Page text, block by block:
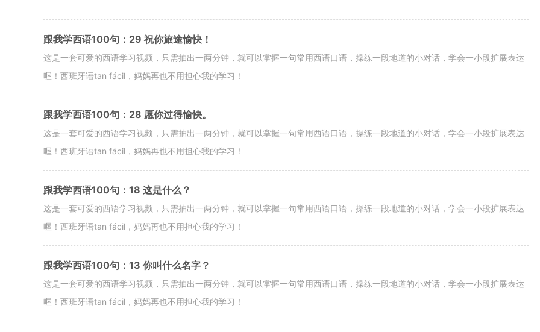
跟我学西语100句：29 祝你旅途愉快！
这是一套可爱的西语学习视频，只需抽出一两分钟，就可以掌握一句常用西语口语，操练一段地道的小对话，学会一小段扩展表达
喔！西班牙语tan fácil，妈妈再也不用担心我的学习！
跟我学西语100句：28 愿你过得愉快。
这是一套可爱的西语学习视频，只需抽出一两分钟，就可以掌握一句常用西语口语，操练一段地道的小对话，学会一小段扩展表达
喔！西班牙语tan fácil，妈妈再也不用担心我的学习！
跟我学西语100句：18 这是什么？
这是一套可爱的西语学习视频，只需抽出一两分钟，就可以掌握一句常用西语口语，操练一段地道的小对话，学会一小段扩展表达
喔！西班牙语tan fácil，妈妈再也不用担心我的学习！
跟我学西语100句：13 你叫什么名字？
这是一套可爱的西语学习视频，只需抽出一两分钟，就可以掌握一句常用西语口语，操练一段地道的小对话，学会一小段扩展表达
喔！西班牙语tan fácil，妈妈再也不用担心我的学习！